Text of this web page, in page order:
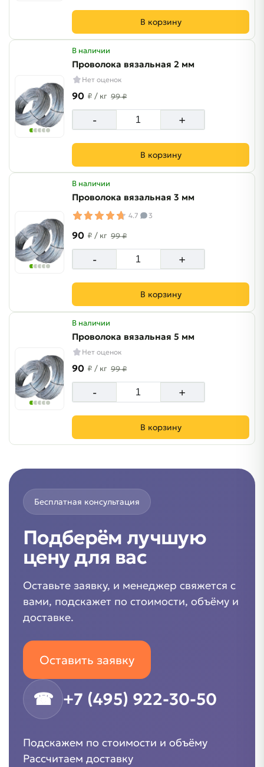
В корзину
В наличии
Проволока вязальная 2 мм
Нет оценок
90 ₽ / кг 99 ₽
- +
В корзину
В наличии
Проволока вязальная 3 мм
4.7 3
90 ₽ / кг 99 ₽
- +
В корзину
В наличии
Проволока вязальная 5 мм
Нет оценок
90 ₽ / кг 99 ₽
- +
В корзину
Бесплатная консультация
Подберём лучшую
цену для вас
Оставьте заявку, и менеджер свяжется с
вами, подскажет по стоимости, объёму и
доставке.
Оставить заявку
☎ +7 (495) 922-30-50
Подскажем по стоимости и объёму
Рассчитаем доставку